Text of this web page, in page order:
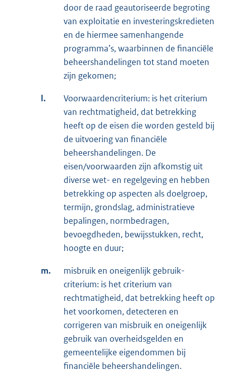
door de raad geautoriseerde begroting
van exploitatie en investeringskredieten
en de hiermee samenhangende
programma’s, waarbinnen de financiële
beheershandelingen tot stand moeten
zijn gekomen;
l.
Voorwaardencriterium: is het criterium
van rechtmatigheid, dat betrekking
heeft op de eisen die worden gesteld bij
de uitvoering van financiële
beheershandelingen. De
eisen/voorwaarden zijn afkomstig uit
diverse wet- en regelgeving en hebben
betrekking op aspecten als doelgroep,
termijn, grondslag, administratieve
bepalingen, normbedragen,
bevoegdheden, bewijsstukken, recht,
hoogte en duur;
m.
misbruik en oneigenlijk gebruik-
criterium: is het criterium van
rechtmatigheid, dat betrekking heeft op
het voorkomen, detecteren en
corrigeren van misbruik en oneigenlijk
gebruik van overheidsgelden en
gemeentelijke eigendommen bij
financiële beheershandelingen.